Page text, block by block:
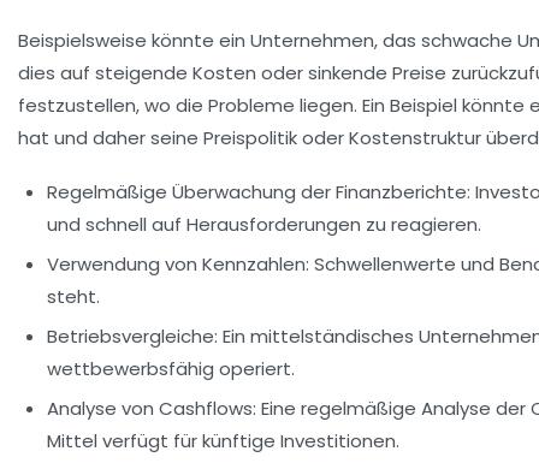
Beispielsweise könnte ein Unternehmen, das schwache
dies auf steigende Kosten oder sinkende Preise
festzustellen, wo die Probleme liegen. Ein Beispiel
hat und daher seine Preispolitik oder Kostenstruktur
Regelmäßige Überwachung der Finanzberichte:
und schnell auf Herausforderungen zu reagieren.
Verwendung von Kennzahlen: Schwellenwerte und
steht.
Betriebsvergleiche: Ein mittelständisches
wettbewerbsfähig operiert.
Analyse von Cashflows: Eine regelmäßige Analyse der
Mittel verfügt für künftige Investitionen.